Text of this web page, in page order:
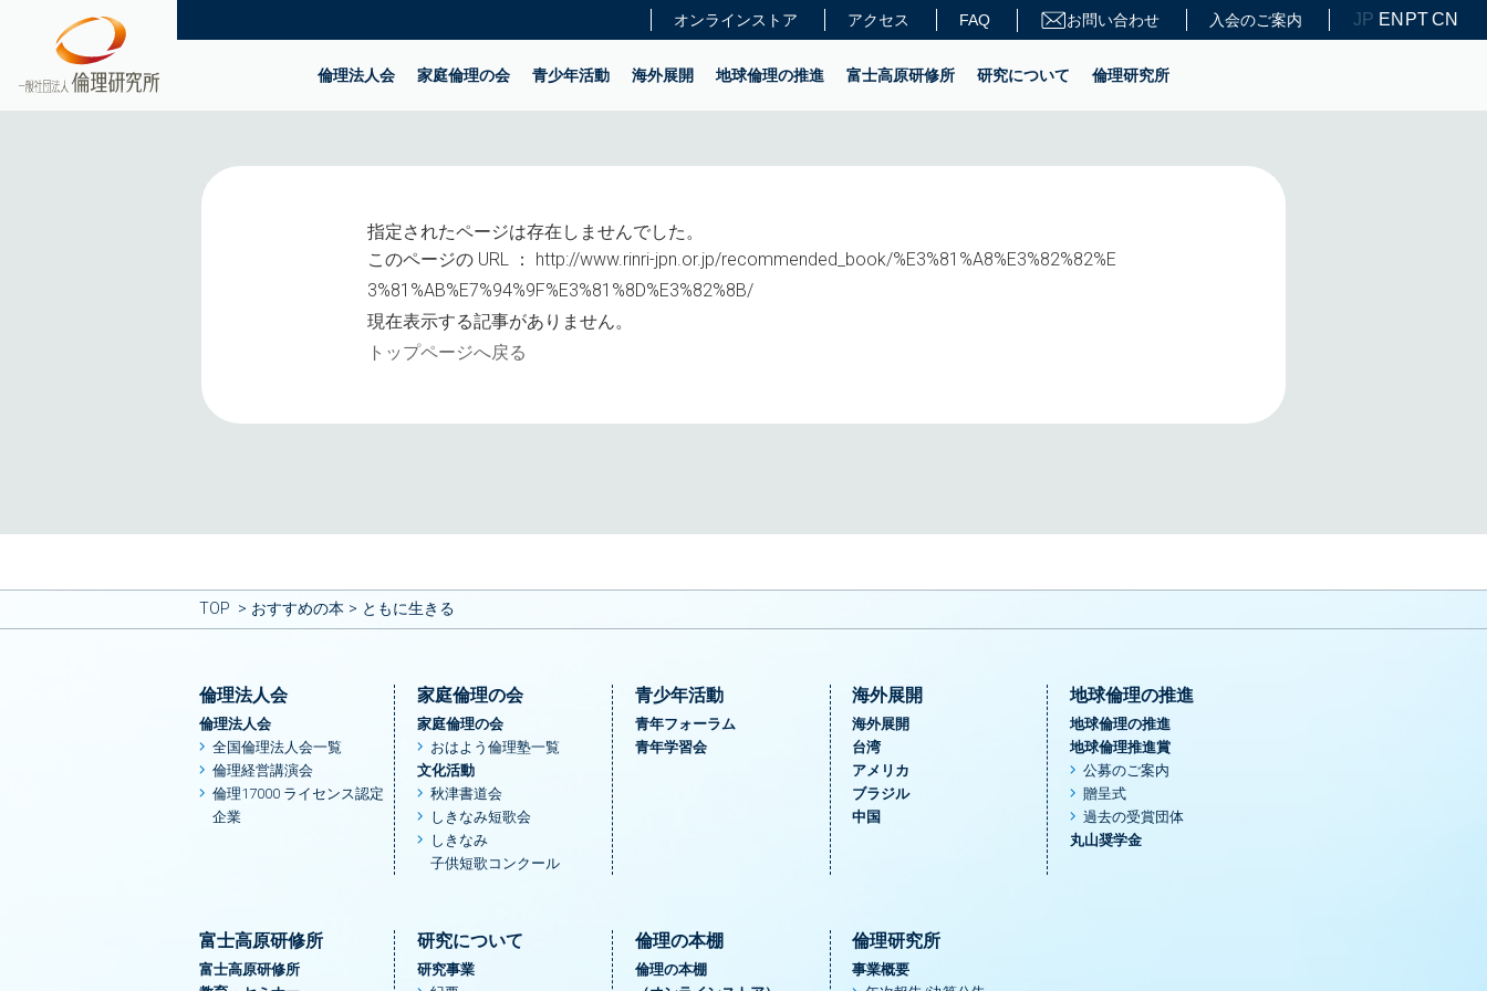
オンラインストア アクセス FAQ お問い合わせ 入会のご案内 JP EN PTCN
倫理法人会 家庭倫理の会 青少年活動 海外展開 地球倫理の推進 富士高原研修所 研究について 倫理研究所
指定されたページは存在しませんでした。
このページの URL ： http://www.rinri-jpn.or.jp/recommended_book/%E3%81%A8%E3%82%82%E
3%81%AB%E7%94%9F%E3%81%8D%E3%82%8B/
現在表示する記事がありません。
トップページへ戻る
TOP おすすめの本 ともに生きる
倫理法人会
倫理法人会
全国倫理法人会一覧
倫理経営講演会
倫理17000 ライセンス認定
企業
家庭倫理の会
家庭倫理の会
おはよう倫理塾一覧
文化活動
秋津書道会
しきなみ短歌会
しきなみ
子供短歌コンクール
青少年活動
青年フォーラム
青年学習会
海外展開
海外展開
台湾
アメリカ
ブラジル
中国
地球倫理の推進
地球倫理の推進
地球倫理推進賞
公募のご案内
贈呈式
過去の受賞団体
丸山奨学金
富士高原研修所
富士高原研修所
研究について
研究事業
倫理の本棚
倫理の本棚
倫理研究所
事業概要